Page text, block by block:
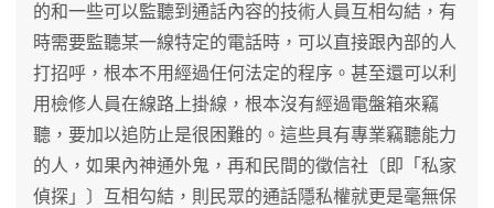
的和一些可以監聽到通話內容的技術人員互相勾結，有
時需要監聽某一線特定的電話時，可以直接跟內部的人
打招呼，根本不用經過任何法定的程序。甚至還可以利
用檢修人員在線路上掛線，根本沒有經過電盤箱來竊
聽，要加以追防止是很困難的。這些具有專業竊聽能力
的人，如果內神通外鬼，再和民間的徵信社〔即「私家
偵探」〕互相勾結，則民眾的通話隱私權就更是毫無保